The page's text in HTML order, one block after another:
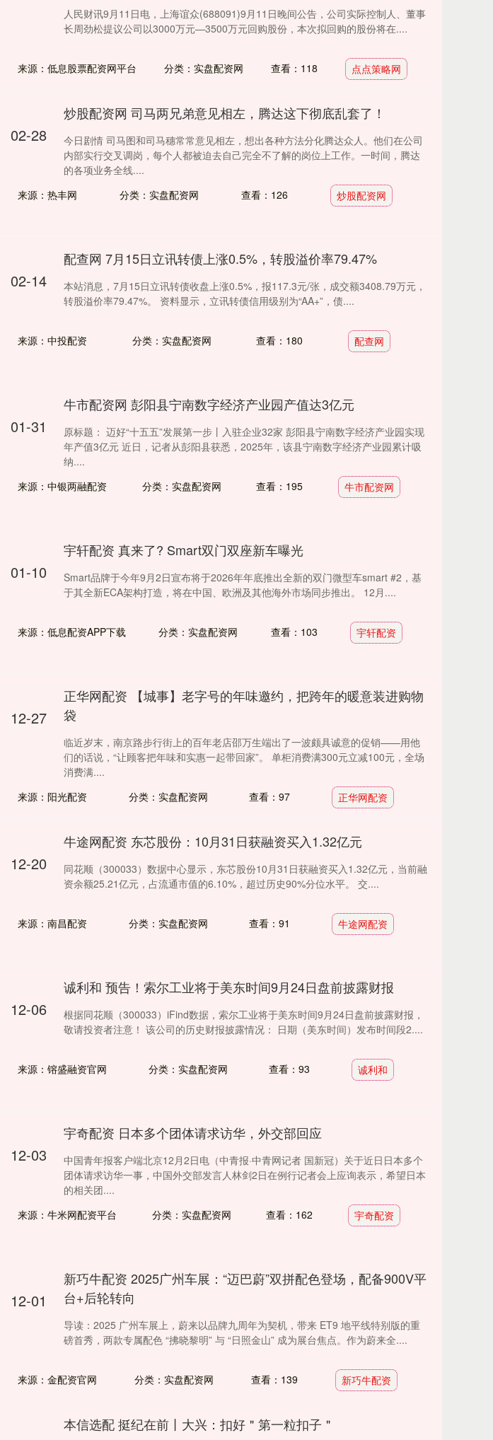
人民财讯9月11日电，上海谊众(688091)9月11日晚间公告，公司实际控制人、董事
长周劲松提议公司以3000万元—3500万元回购股份，本次拟回购的股份将在....
来源：低息股票配资网平台 分类：实盘配资网 查看：118 点点策略网
02-28
炒股配资网 司马两兄弟意见相左，腾达这下彻底乱套了！
今日剧情 司马图和司马穗常常意见相左，想出各种方法分化腾达众人。他们在公司
内部实行交叉调岗，每个人都被迫去自己完全不了解的岗位上工作。一时间，腾达
的各项业务全线....
来源：热丰网
分类：实盘配资网 查看：126 炒股配资网
02-14
配查网 7月15日立讯转债上涨0.5%，转股溢价率79.47%
本站消息，7月15日立讯转债收盘上涨0.5%，报117.3元/张，成交额3408.79万元，
转股溢价率79.47%。 资料显示，立讯转债信用级别为“AA+”，债....
来源：中投配资 分类：实盘配资网 查看：180 配查网
01-31
牛市配资网 彭阳县宁南数字经济产业园产值达3亿元
原标题： 迈好“十五五”发展第一步丨入驻企业32家 彭阳县宁南数字经济产业园实现
年产值3亿元 近日，记者从彭阳县获悉，2025年，该县宁南数字经济产业园累计吸
纳....
来源：中银两融配资
分类：实盘配资网 查看：195 牛市配资网
01-10
宇轩配资 真来了? Smart双门双座新车曝光
Smart品牌于今年9月2日宣布将于2026年年底推出全新的双门微型车smart #2，基
于其全新ECA架构打造，将在中国、欧洲及其他海外市场同步推出。 12月....
来源：低息配资APP下载 分类：实盘配资网 查看：103 宇轩配资
12-27
正华网配资 【城事】老字号的年味邀约，把跨年的暖意装进购物
袋
临近岁末，南京路步行街上的百年老店邵万生端出了一波颇具诚意的促销——用他
们的话说，“让顾客把年味和实惠一起带回家”。 单柜消费满300元立减100元，全场
消费满....
来源：阳光配资
分类：实盘配资网 查看：97 正华网配资
12-20
牛途网配资 东芯股份：10月31日获融资买入1.32亿元
同花顺（300033）数据中心显示，东芯股份10月31日获融资买入1.32亿元，当前融
资余额25.21亿元，占流通市值的6.10%，超过历史90%分位水平。 交....
来源：南昌配资 分类：实盘配资网 查看：91 牛途网配资
12-06
诚利和 预告！索尔工业将于美东时间9月24日盘前披露财报
根据同花顺（300033）iFind数据，索尔工业将于美东时间9月24日盘前披露财报，
敬请投资者注意！ 该公司的历史财报披露情况： 日期（美东时间）发布时间段2....
来源：镕盛融资官网 分类：实盘配资网 查看：93 诚利和
12-03
宇奇配资 日本多个团体请求访华，外交部回应
中国青年报客户端北京12月2日电（中青报·中青网记者 国新冠）关于近日日本多个
团体请求访华一事，中国外交部发言人林剑2日在例行记者会上应询表示，希望日本
的相关团....
来源：牛米网配资平台
分类：实盘配资网 查看：162 宇奇配资
12-01
新巧牛配资 2025广州车展：“迈巴蔚”双拼配色登场，配备900V平
台+后轮转向
导读：2025 广州车展上，蔚来以品牌九周年为契机，带来 ET9 地平线特别版的重
磅首秀，两款专属配色 “拂晓黎明” 与 “日照金山” 成为展台焦点。作为蔚来全....
来源：金配资官网 分类：实盘配资网 查看：139 新巧牛配资
本信选配 挺纪在前丨大兴：扣好＂第一粒扣子＂